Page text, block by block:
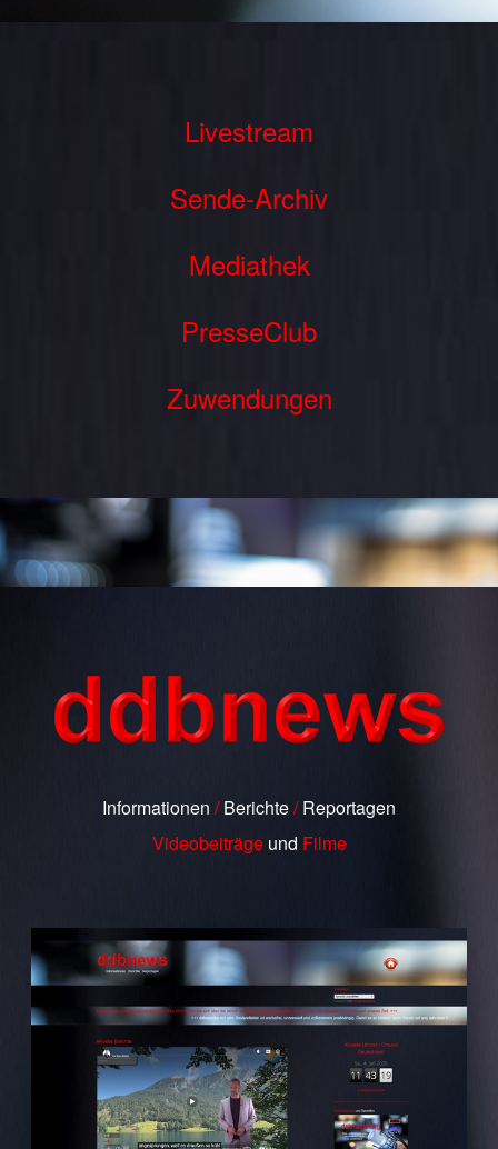
Livestream
Sende-Archiv
Mediathek
PresseClub
Zuwendungen
Informationen /Berichte/Reportagen
Videobeiträge und Filme